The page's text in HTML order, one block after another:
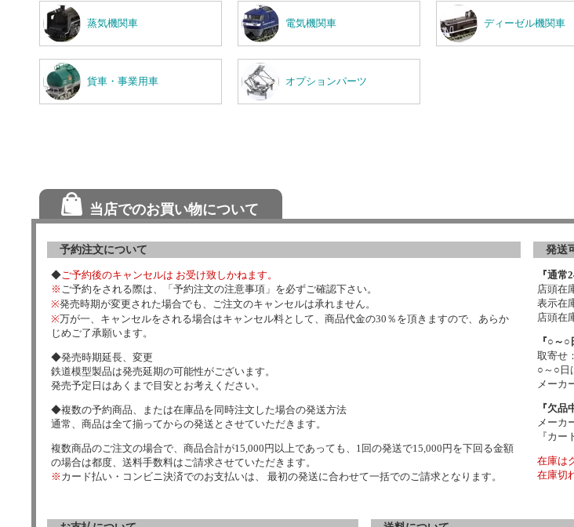
蒸気機関車 電気機関車 ディーゼル機関車
貨車・事業用車 オプションパーツ
当店でのお買い物について
予約注文について
◆ご予約後のキャンセルは お受け致しかねます。
※ ご予約をされる際は、「予約注文の注意事項」を必ずご確認下さい。
※発売時期が変更された場合でも、ご注文のキャンセルは承れません。
※万が一、キャンセルをされる場合はキャンセル料として、商品代金の30％を頂きますので、あらか
じめご了承願います。
◆発売時期延長、変更
鉄道模型製品は発売延期の可能性がございます。
発売予定日はあくまで目安とお考えください。
◆複数の予約商品、または在庫品を同時注文した場合の発送方法
通常、商品は全て揃ってからの発送とさせていただきます。
複数商品のご注文の場合で、商品合計が15,000円以上であっても、1回の発送で15,000円を下回る金額
の場合は都度、送料手数料はご請求させていただきます。
※ カード払い・コンビニ決済でのお支払いは、 最初の発送に合わせて一括でのご請求となります。
発送
『通常
店頭在
表示在
店頭在
『○～○
取寄せ
○～○日
メーカ
『欠品
メーカ
『カ
在庫は
在庫切